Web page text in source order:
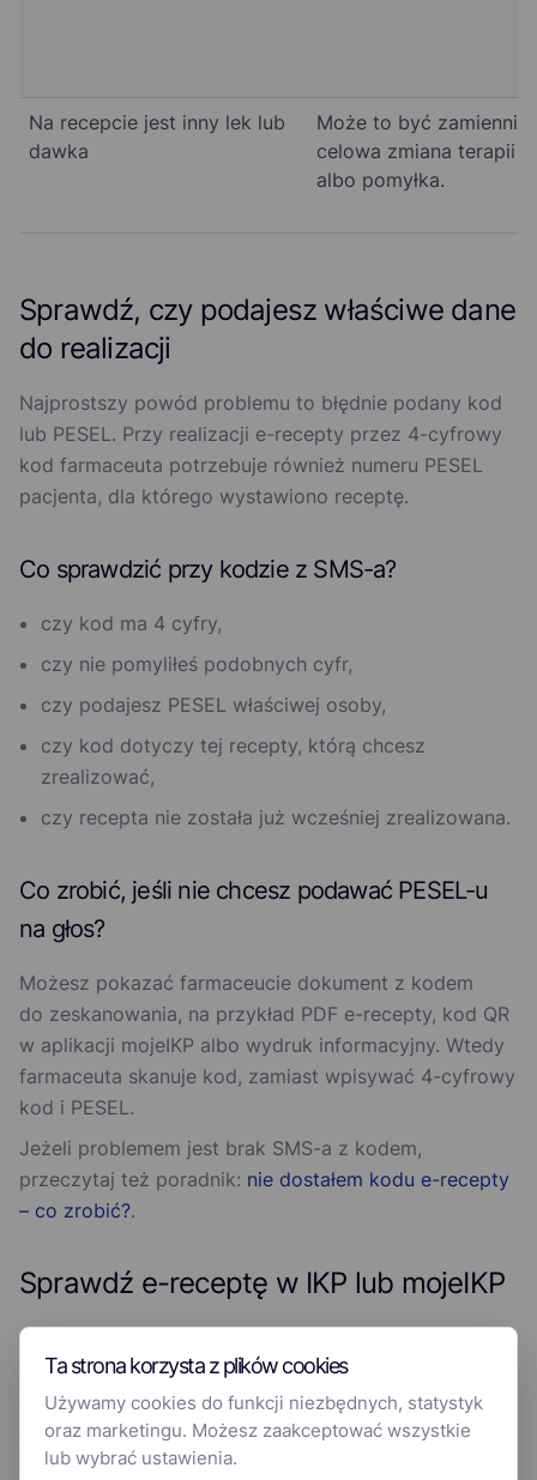
Na recepcie jest inny lek lub
dawka
Może to być zamiennik,
celowa zmiana terapii
albo pomyłka.
Sprawdź, czy podajesz właściwe dane
do realizacji
Najprostszy powód problemu to błędnie podany kod
lub PESEL. Przy realizacji e-recepty przez 4-cyfrowy
kod farmaceuta potrzebuje również numeru PESEL
pacjenta, dla którego wystawiono receptę.
Co sprawdzić przy kodzie z SMS-a?
czy kod ma 4 cyfry,
czy nie pomyliłeś podobnych cyfr,
czy podajesz PESEL właściwej osoby,
czy kod dotyczy tej recepty, którą chcesz
zrealizować,
czy recepta nie została już wcześniej zrealizowana.
Co zrobić, jeśli nie chcesz podawać PESEL-u
na głos?
Możesz pokazać farmaceucie dokument z kodem
do zeskanowania, na przykład PDF e-recepty, kod QR
w aplikacji mojeIKP albo wydruk informacyjny. Wtedy
farmaceuta skanuje kod, zamiast wpisywać 4-cyfrowy
kod i PESEL.
Jeżeli problemem jest brak SMS-a z kodem,
przeczytaj też poradnik: nie dostałem kodu e-recepty
– co zrobić?.
Sprawdź e-receptę w IKP lub mojeIKP
Jeżeli apteka nie widzi recepty albo nie masz
pewności, czy kod jest prawidłowy, sprawdź
dokument w Internetowym Koncie Pacjenta lub
aplikacji mojeIKP. To pozwala zweryfikować nazwę
leku, status recepty, datę wystawienia, termin
Ta strona korzysta z plików cookies
Używamy cookies do funkcji niezbędnych, statystyk
oraz marketingu. Możesz zaakceptować wszystkie
lub wybrać ustawienia.